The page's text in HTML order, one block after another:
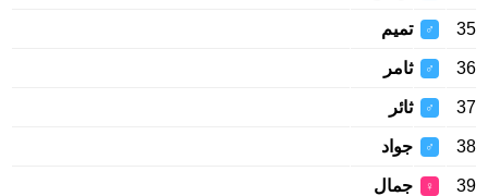
35
♂ تميم
36
♂ ثامر
37
♂ ثائر
38
♂ جواد
39
♀ جمال